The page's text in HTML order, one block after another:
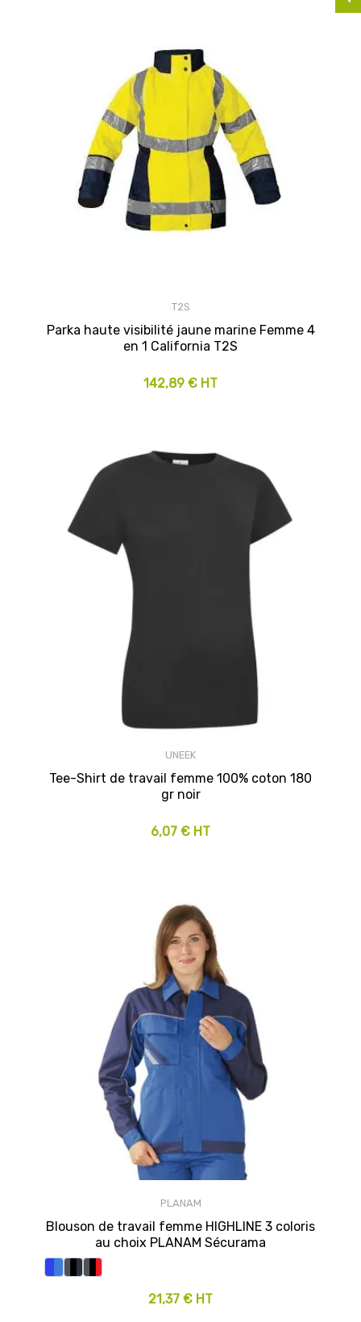
T2S
Parka haute visibilité jaune marine Femme 4
en 1 California T2S
142,89 € HT
UNEEK
Tee-Shirt de travail femme 100% coton 180
gr noir
6,07 € HT
PLANAM
Blouson de travail femme HIGHLINE 3 coloris
au choix PLANAM Sécurama
21,37 € HT